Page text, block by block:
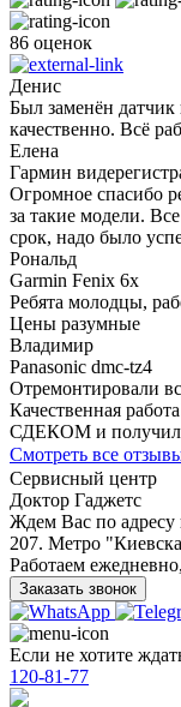
86 оценок
Денис
Был заменён
качественно. Всё
Елена
Гармин
Огромное спасибо
за такие модели.
срок, надо было
Рональд
Garmin Fenix 6x
Ребята молодцы,
Цены разумные
Владимир
Panasonic dmc-tz4
Отремонтировали
Качественная
СДЕКОМ и получил
Смотреть все
Сервисный центр
Доктор Гаджетс
Ждем Вас по адресу
207. Метро
Работаем
Заказать звонок
Если не хотите
120-81-77